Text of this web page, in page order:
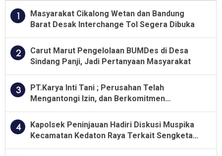
1
Masyarakat Cikalong Wetan dan Bandung
Barat Desak Interchange Tol Segera Dibuka
2
Carut Marut Pengelolaan BUMDes di Desa
Sindang Panji, Jadi Pertanyaan Masyarakat
3
PT.Karya Inti Tani ; Perusahan Telah
Mengantongi Izin, dan Berkomitmen
4
Kapolsek Peninjauan Hadiri Diskusi Muspika
Kecamatan Kedaton Raya Terkait Sengketa